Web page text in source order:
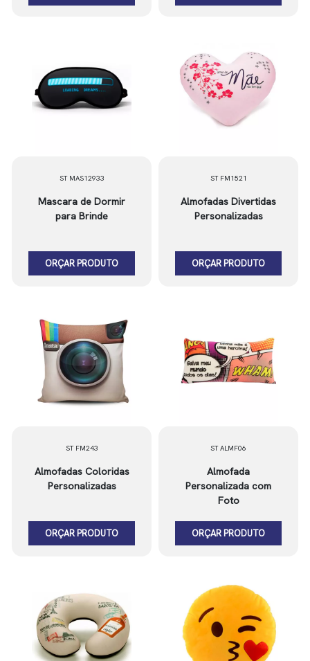
ST MAS12933
Mascara de Dormir
para Brinde
ORÇAR PRODUTO
ST FM1521
Almofadas Divertidas
Personalizadas
ORÇAR PRODUTO
ST FM243
Almofadas Coloridas
Personalizadas
ORÇAR PRODUTO
ST ALMF06
Almofada
Personalizada com
Foto
ORÇAR PRODUTO